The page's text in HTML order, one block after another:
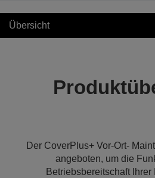
Übersicht
Der CoverPlus+ Vor-Ort-
angeboten, um die
Betriebsbereitschaft